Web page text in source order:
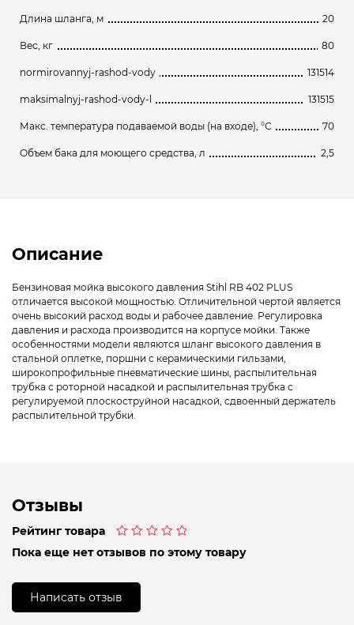
Длина шланга, м 20
Вес, кг 80
normirovannyj-rashod-vody 131514
maksimalnyj-rashod-vody-l 131515
Макс. температура подаваемой воды (на входе), °С 70
Объем бака для моющего средства, л 2,5
Описание
Бензиновая мойка высокого давления Stihl RB 402 PLUS
отличается высокой мощностью. Отличительной чертой является
очень высокий расход воды и рабочее давление. Регулировка
давления и расхода производится на корпусе мойки. Также
особенностями модели являются шланг высокого давления в
стальной оплетке, поршни с керамическими гильзами,
широкопрофильные пневматические шины, распылительная
трубка с роторной насадкой и распылительная трубка с
регулируемой плоскоструйной насадкой, сдвоенный держатель
распылительной трубки.
Отзывы
Рейтинг товара
0
Пока еще нет отзывов по этому товару
Написать отзыв